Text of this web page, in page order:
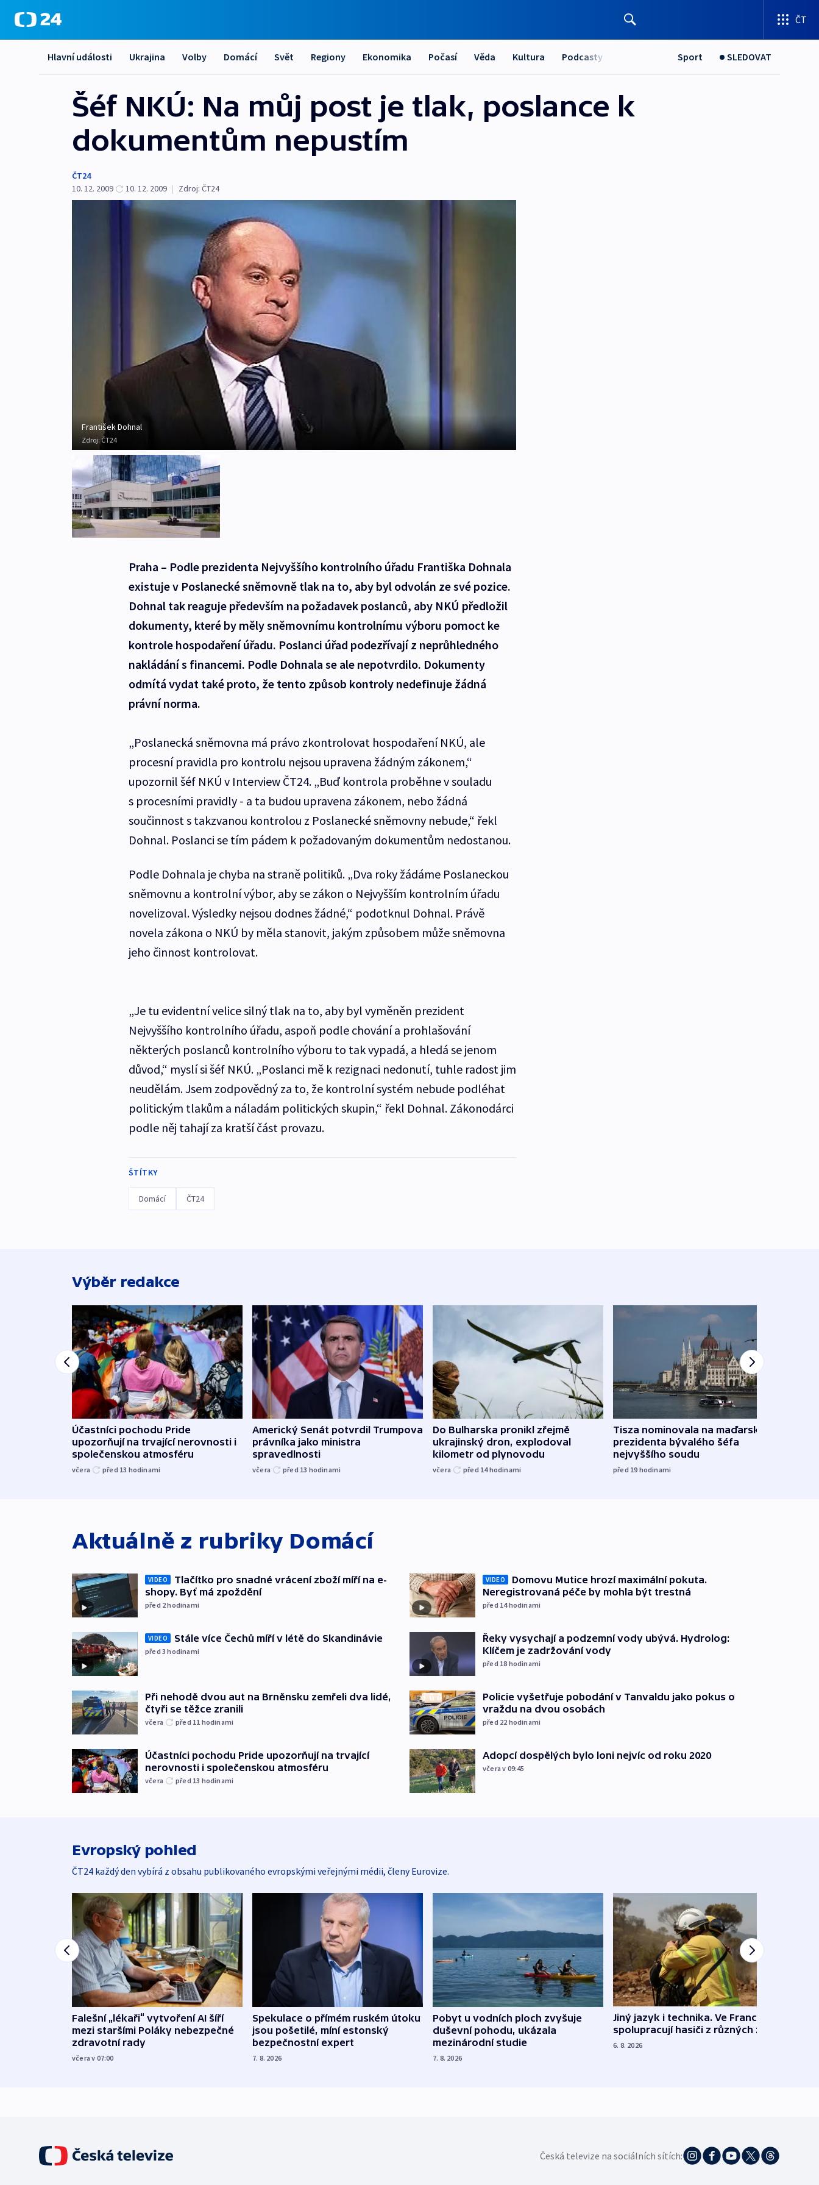
ČT
Hlavní události Ukrajina Volby Domácí Svět Regiony Ekonomika Počasí Věda Kultura Podcasty Sport SLEDOVAT
Šéf NKÚ: Na můj post je tlak, poslance k
dokumentům nepustím
ČT24
10. 12. 2009
10. 12. 2009 | Zdroj: ČT24
František Dohnal
Zdroj:ČT24
Praha – Podle prezidenta Nejvyššího kontrolního úřadu Františka Dohnala
existuje v Poslanecké sněmovně tlak na to, aby byl odvolán ze své pozice.
Dohnal tak reaguje především na požadavek poslanců, aby NKÚ předložil
dokumenty, které by měly sněmovnímu kontrolnímu výboru pomoct ke
kontrole hospodaření úřadu. Poslanci úřad podezřívají z neprůhledného
nakládání s financemi. Podle Dohnala se ale nepotvrdilo. Dokumenty
odmítá vydat také proto, že tento způsob kontroly nedefinuje žádná
právní norma.
„Poslanecká sněmovna má právo zkontrolovat hospodaření NKÚ, ale
procesní pravidla pro kontrolu nejsou upravena žádným zákonem,“
upozornil šéf NKÚ v Interview ČT24. „Buď kontrola proběhne v souladu
s procesními pravidly - a ta budou upravena zákonem, nebo žádná
součinnost s takzvanou kontrolou z Poslanecké sněmovny nebude,“ řekl
Dohnal. Poslanci se tím pádem k požadovaným dokumentům nedostanou.
Podle Dohnala je chyba na straně politiků. „Dva roky žádáme Poslaneckou
sněmovnu a kontrolní výbor, aby se zákon o Nejvyšším kontrolním úřadu
novelizoval. Výsledky nejsou dodnes žádné,“ podotknul Dohnal. Právě
novela zákona o NKÚ by měla stanovit, jakým způsobem může sněmovna
jeho činnost kontrolovat.
„Je tu evidentní velice silný tlak na to, aby byl vyměněn prezident
Nejvyššího kontrolního úřadu, aspoň podle chování a prohlašování
některých poslanců kontrolního výboru to tak vypadá, a hledá se jenom
důvod,“ myslí si šéf NKÚ. „Poslanci mě k rezignaci nedonutí, tuhle radost jim
neudělám. Jsem zodpovědný za to, že kontrolní systém nebude podléhat
politickým tlakům a náladám politických skupin,“ řekl Dohnal. Zákonodárci
podle něj tahají za kratší část provazu.
ŠTÍTKY
Domácí ČT24
Výběr redakce
Účastníci pochodu Pride
upozorňují na trvající nerovnosti i
společenskou atmosféru
včera před 13 hodinami
Americký Senát potvrdil Trumpova
právníka jako ministra
spravedlnosti
včera před 13 hodinami
Do Bulharska pronikl zřejmě
ukrajinský dron, explodoval
kilometr od plynovodu
včera před 14hodinami
Tisza nominovala na maďarského
prezidenta bývalého šéfa
nejvyššího soudu
před 19 hodinami
Aktuálně z rubriky Domácí
VIDEO
Tlačítko pro snadné vrácení zboží míří na e-
shopy. Byť má zpoždění
před 2hodinami
VIDEO Stále více Čechů míří v létě do Skandinávie
před 3hodinami
Při nehodě dvou aut na Brněnsku zemřeli dva lidé,
čtyři se těžce zranili
včera před 11 hodinami
Účastníci pochodu Pride upozorňují na trvající
nerovnosti i společenskou atmosféru
včera před 13 hodinami
VIDEO
Domovu Mutice hrozí maximální pokuta.
Neregistrovaná péče by mohla být trestná
před 14hodinami
Řeky vysychají a podzemní vody ubývá. Hydrolog:
Klíčem je zadržování vody
před 18 hodinami
Policie vyšetřuje pobodání v Tanvaldu jako pokus o
vraždu na dvou osobách
před 22 hodinami
Adopcí dospělých bylo loni nejvíc od roku 2020
včera v 09:45
Evropský pohled
ČT24 každý den vybírá z obsahu publikovaného evropskými veřejnými médii, členy Eurovize.
Falešní „lékaři“ vytvoření AI šíří
mezi staršími Poláky nebezpečné
zdravotní rady
včera v 07:00
Spekulace o přímém ruském útoku
jsou pošetilé, míní estonský
bezpečnostní expert
7. 8. 2026
Pobyt u vodních ploch zvyšuje
duševní pohodu, ukázala
mezinárodní studie
7. 8. 2026
Jiný jazyk i technika. Ve Francii
spolupracují hasiči z různých zemí
6. 8. 2026
Česká televize na sociálních sítích: